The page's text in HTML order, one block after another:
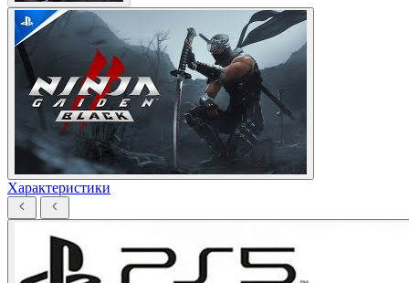
Характеристики